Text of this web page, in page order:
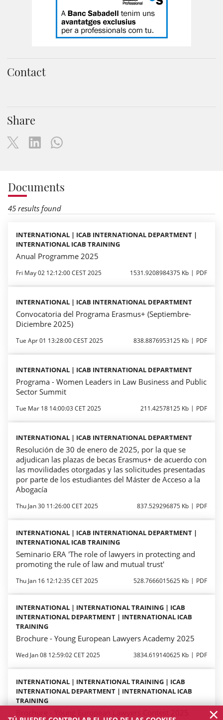
Contact
Share
Documents
45 results found
INTERNATIONAL | ICAB INTERNATIONAL DEPARTMENT |
INTERNATIONAL ICAB TRAINING
Anual Programme 2025
Fri May 02 12:12:00 CEST 2025 1531.9208984375 Kb PDF
INTERNATIONAL | ICAB INTERNATIONAL DEPARTMENT
Convocatoria del Programa Erasmus+ (Septiembre-
Diciembre 2025)
Tue Apr 01 13:28:00 CEST 2025 838.8876953125 Kb PDF
INTERNATIONAL | ICAB INTERNATIONAL DEPARTMENT
Programa - Women Leaders in Law Business and Public
Sector Summit
Tue Mar 18 14:00:03 CET 2025 211.42578125 Kb PDF
INTERNATIONAL | ICAB INTERNATIONAL DEPARTMENT
Resolución de 30 de enero de 2025, por la que se
adjudican las plazas de becas Erasmus+ de acuerdo con
las movilidades otorgadas y las solicitudes presentadas
por parte de los estudiantes del Máster de Acceso a la
Abogacía
Thu Jan 30 11:26:00 CET 2025 837.529296875 Kb PDF
INTERNATIONAL | ICAB INTERNATIONAL DEPARTMENT |
INTERNATIONAL ICAB TRAINING
Seminario ERA 'The role of lawyers in protecting and
promoting the rule of law and mutual trust'
Thu Jan 16 12:12:35 CET 2025 528.7666015625 Kb PDF
INTERNATIONAL | INTERNATIONAL TRAINING | ICAB
INTERNATIONAL DEPARTMENT | INTERNATIONAL ICAB
TRAINING
Brochure - Young European Lawyers Academy 2025
Wed Jan 08 12:59:02 CET 2025 3834.619140625 Kb PDF
INTERNATIONAL | INTERNATIONAL TRAINING | ICAB
INTERNATIONAL DEPARTMENT | INTERNATIONAL ICAB
TRAINING
×